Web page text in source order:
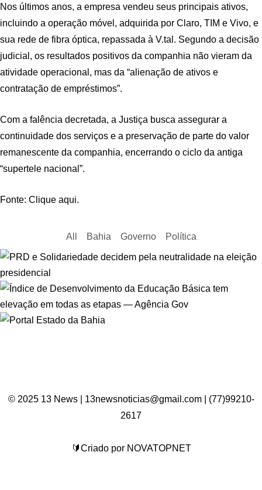
Nos últimos anos, a empresa vendeu seus principais ativos,
incluindo a operação móvel, adquirida por Claro, TIM e Vivo, e
sua rede de fibra óptica, repassada à V.tal. Segundo a decisão
judicial, os resultados positivos da companhia não vieram da
atividade operacional, mas da “alienação de ativos e
contratação de empréstimos”.
Com a falência decretada, a Justiça busca assegurar a
continuidade dos serviços e a preservação de parte do valor
remanescente da companhia, encerrando o ciclo da antiga
“supertele nacional”.
Fonte: Clique aqui.
All Bahia Governo Política
© 2025 13 News | 13newsnoticias@gmail.com | (77)99210-
2617
🔰Criado por NOVATOPNET